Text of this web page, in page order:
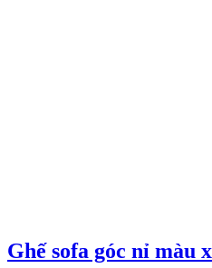
Ghế sofa góc nỉ màu